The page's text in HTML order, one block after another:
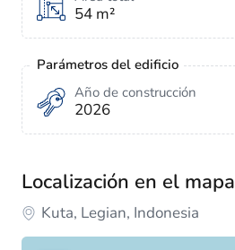
54 m²
Parámetros del edificio
Año de construcción
2026
Localización en el mapa
Kuta, Legian, Indonesia